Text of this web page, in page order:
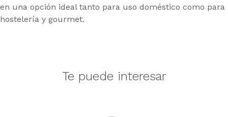
en una opción ideal tanto para uso doméstico como para
hostelería y gourmet.
Te puede interesar